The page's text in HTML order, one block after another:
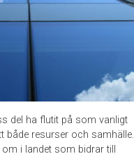
del ha flutit på som vanligt
både resurser och samhälle.
i landet som bidrar till